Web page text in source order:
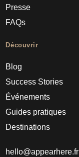
Presse
FAQs
Découvrir
Blog
Success Stories
Événements
Guides pratiques
Destinations
hello@appearhere.fr